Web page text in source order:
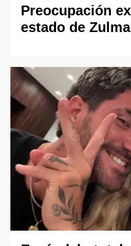
Preocupación
estado de